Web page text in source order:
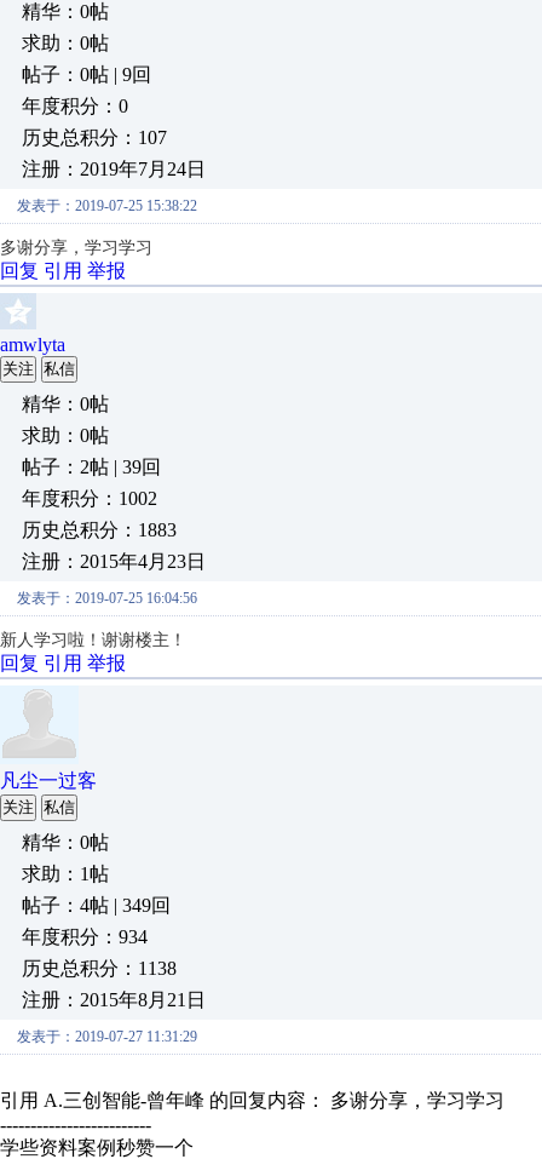
精华：0帖
求助：0帖
帖子：0帖 | 9回
年度积分：0
历史总积分：107
注册：2019年7月24日
发表于：2019-07-25 15:38:22
多谢分享，学习学习
回复 引用 举报
amwlyta
关注 私信
精华：0帖
求助：0帖
帖子：2帖 | 39回
年度积分：1002
历史总积分：1883
注册：2015年4月23日
发表于：2019-07-25 16:04:56
新人学习啦！谢谢楼主！
回复 引用 举报
凡尘一过客
关注 私信
精华：0帖
求助：1帖
帖子：4帖 | 349回
年度积分：934
历史总积分：1138
注册：2015年8月21日
发表于：2019-07-27 11:31:29
引用 A.三创智能-曾年峰 的回复内容： 多谢分享，学习学习
-------------------------
学些资料案例秒赞一个